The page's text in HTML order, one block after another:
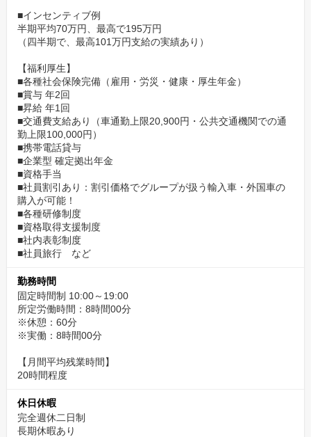
■インセンティブ例
半期平均70万円、最高で195万円
（四半期で、最高101万円支給の実績あり）
【福利厚生】
■各種社会保険完備（雇用・労災・健康・厚生年金）
■賞与 年2回
■昇給 年1回
■交通費支給あり（車通勤上限20,900円・公共交通機関での通
勤上限100,000円）
■携帯電話貸与
■企業型 確定拠出年金
■資格手当
■社員割引あり：割引価格でグループが扱う輸入車・外国車の
購入が可能！
■各種研修制度
■資格取得支援制度
■社内表彰制度
■社員旅行 など
勤務時間
固定時間制 10:00～19:00
所定労働時間：8時間00分
※休憩：60分
※実働：8時間00分
【月間平均残業時間】
20時間程度
休日休暇
完全週休二日制
長期休暇あり